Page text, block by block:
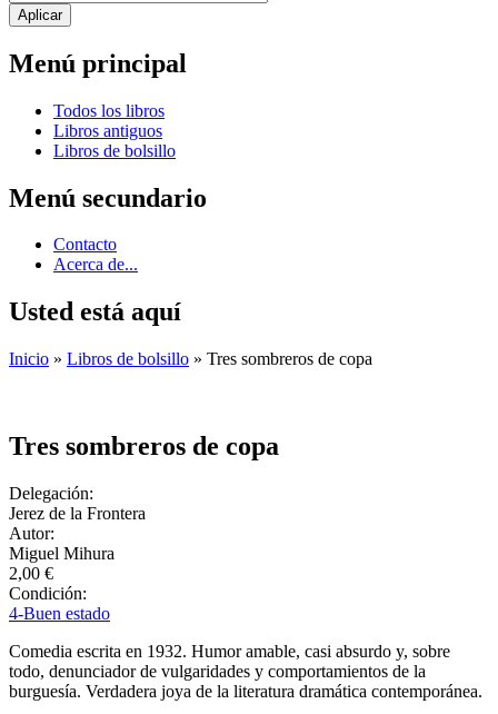
Menú principal
Todos los libros
Libros antiguos
Libros de bolsillo
Menú secundario
Contacto
Acerca de...
Usted está aquí
Inicio » Libros de bolsillo » Tres sombreros de copa
Tres sombreros de copa
Delegación:
Jerez de la Frontera
Autor:
Miguel Mihura
2,00 €
Condición:
4-Buen estado
Comedia escrita en 1932. Humor amable, casi absurdo y, sobre
todo, denunciador de vulgaridades y comportamientos de la
burguesía. Verdadera joya de la literatura dramática contemporánea.